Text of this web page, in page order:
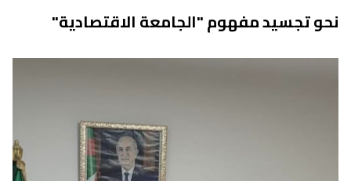
نحو تجسيد مفهوم "الجامعة الاقتصادية"